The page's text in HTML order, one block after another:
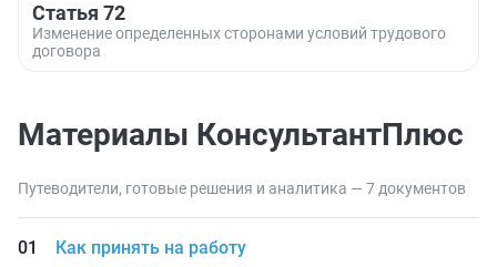
Статья 72
Изменение определенных сторонами условий трудового
договора
Материалы КонсультантПлюс
Путеводители, готовые решения и аналитика — 7 документов
Как принять на работу